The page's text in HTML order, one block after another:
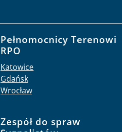
Pełnomocnicy Terenowi
RPO
Katowice
Gdańsk
Wrocław
Zespół do spraw